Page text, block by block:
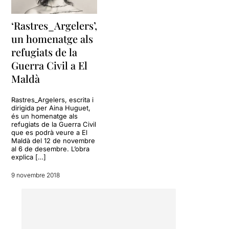
‘Rastres_Argelers’,
un homenatge als
refugiats de la
Guerra Civil a El
Maldà
Rastres_Argelers, escrita i
dirigida per Aina Huguet,
és un homenatge als
refugiats de la Guerra Civil
que es podrà veure a El
Maldà del 12 de novembre
al 6 de desembre. L’obra
explica […]
9 novembre 2018